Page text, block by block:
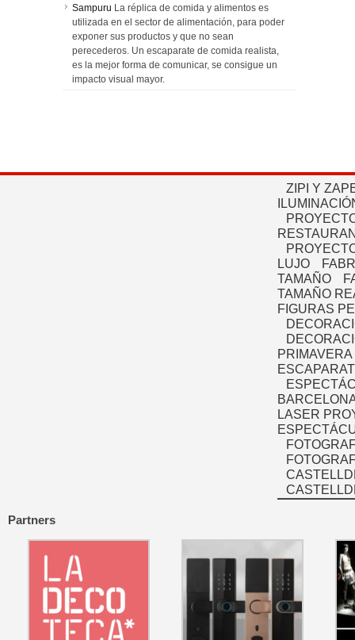
Sampuru La réplica de comida y alimentos es
utilizada en el sector de alimentación, para poder
exponer sus productos y que no sean
perecederos. Un escaparate de comida realista,
es la mejor forma de comunicar, se consigue un
impacto visual mayor.
ZIPI Y
LUJO
TAMAÑO
TAMAÑO
FIGURAS
PRIMAVERA
LASER
Partners